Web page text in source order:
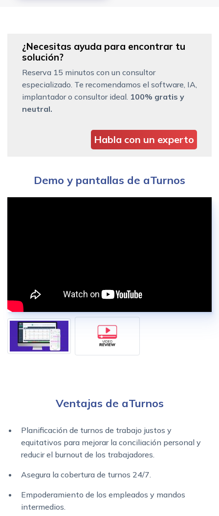
¿Necesitas ayuda para encontrar tu
solución?
Reserva 15 minutos con un consultor
especializado. Te recomendamos el software, IA,
implantador o consultor ideal. 100% gratis y
neutral.
Habla con un experto
Demo y pantallas de aTurnos
Ventajas de aTurnos
Planificación de turnos de trabajo justos y
equitativos para mejorar la conciliación personal y
reducir el burnout de los trabajadores.
Asegura la cobertura de turnos 24/7.
Empoderamiento de los empleados y mandos
intermedios.